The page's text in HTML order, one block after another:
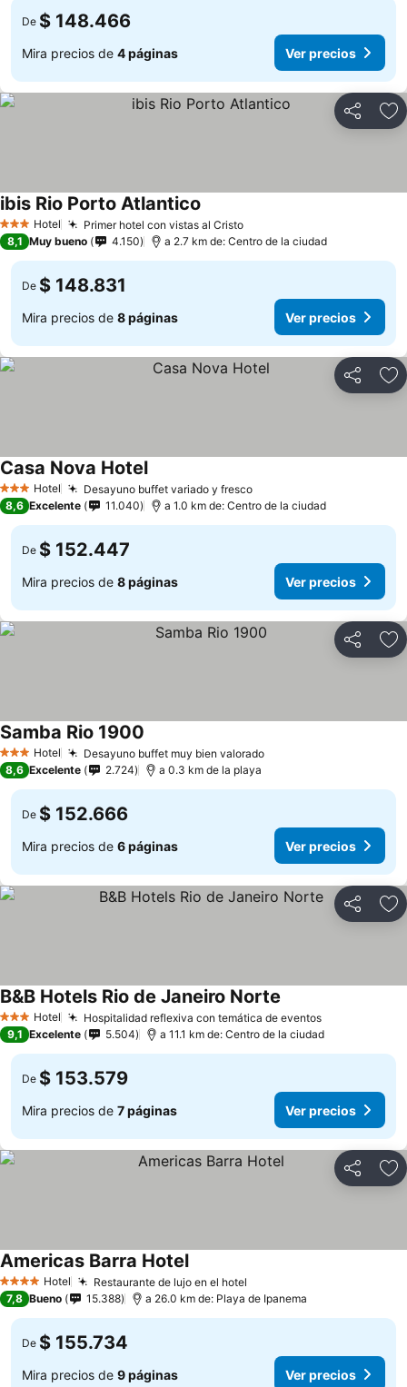
De $ 148.466
Mira precios de 4 páginas Ver precios
Compartir
3 Estrellas
Hotel Primer hotel con vistas al Cristo
ibis Rio Porto Atlantico
8,1 Muy bueno 4.150 a 2.7 km de: Centro de la ciudad
De $ 148.831
Mira precios de 8 páginas Ver precios
Compartir
3 Estrellas
Hotel Desayuno buffet variado y fresco
Casa Nova Hotel
8,6 Excelente 11.040 a 1.0 km de: Centro de la ciudad
De $ 152.447
Mira precios de 8 páginas Ver precios
Compartir
3 Estrellas
Hotel Desayuno buffet muy bien valorado
Samba Rio 1900
8,6 Excelente 2.724 a 0.3 km de la playa
De $ 152.666
Mira precios de 6 páginas Ver precios
Compartir
3 Estrellas
Hotel Hospitalidad reflexiva con temática de eventos
B&B Hotels Rio de Janeiro Norte
9,1 Excelente 5.504 a 11.1 km de: Centro de la ciudad
De $ 153.579
Mira precios de 7 páginas Ver precios
Compartir
4 EstrellasHotel Restaurante de lujo en el hotel
Americas Barra Hotel
7,8 Bueno 15.388 a 26.0 km de: Playa de Ipanema
De $ 155.734
Mira precios de 9 páginas Ver precios